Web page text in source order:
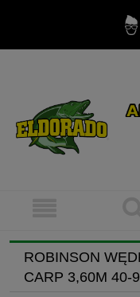
ROBINSON
CARP 3,60M 40-